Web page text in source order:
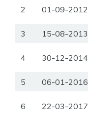
2 01-09-2012
3 15-08-2013
4 30-12-2014
5 06-01-2016
6 22-03-2017